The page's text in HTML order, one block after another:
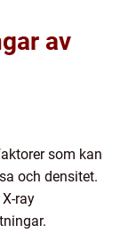
av
som kan
och densitet.
ray